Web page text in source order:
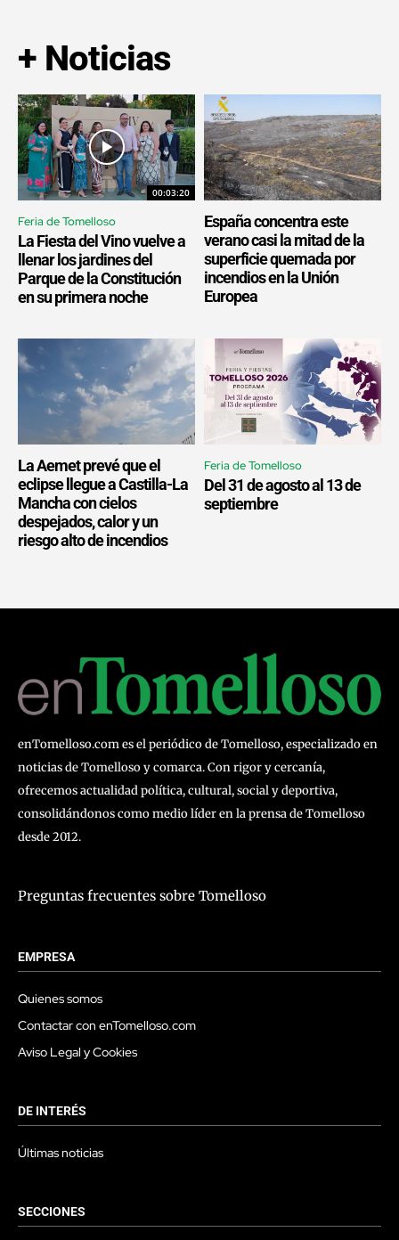
+ Noticias
00:03:20
Feria de Tomelloso
La Fiesta del Vino vuelve a
llenar los jardines del
Parque de la Constitución
en su primera noche
España concentra este
verano casi la mitad de la
superficie quemada por
incendios en la Unión
Europea
La Aemet prevé que el
eclipse llegue a Castilla-La
Mancha con cielos
despejados, calor y un
riesgo alto de incendios
Feria de Tomelloso
Del 31 de agosto al 13 de
septiembre
enTomelloso.com es el periódico de Tomelloso, especializado en
noticias de Tomelloso y comarca. Con rigor y cercanía,
ofrecemos actualidad política, cultural, social y deportiva,
consolidándonos como medio líder en la prensa de Tomelloso
desde 2012.
Preguntas frecuentes sobre Tomelloso
EMPRESA
Quienes somos
Contactar con enTomelloso.com
Aviso Legal y Cookies
DE INTERÉS
Últimas noticias
SECCIONES